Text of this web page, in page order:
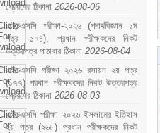
প্রেরণের ঠিকানা 2026-08-06
এইচএসসি পরীক্ষা-২০২৬ (পদার্থবিজ্ঞান ১ম
পত্র -১৭৪), প্রধান পরীক্ষকদের নিকট
উত্তরপত্র পাঠাবার ঠিকানা 2026-08-04
এইচএসসি পরীক্ষা ২০২৬ রসায়ন ২য় পত্র
(১৭৭) প্রধান পরীক্ষকদের নিকট উত্তরপত্র
প্রেরণের ঠিকানা 2026-08-03
এইচএসসি পরীক্ষা ২০২৬ ইসলামের ইতিহাস
২য় পত্র (২৬৮) প্রধান পরীক্ষকদের নিকট